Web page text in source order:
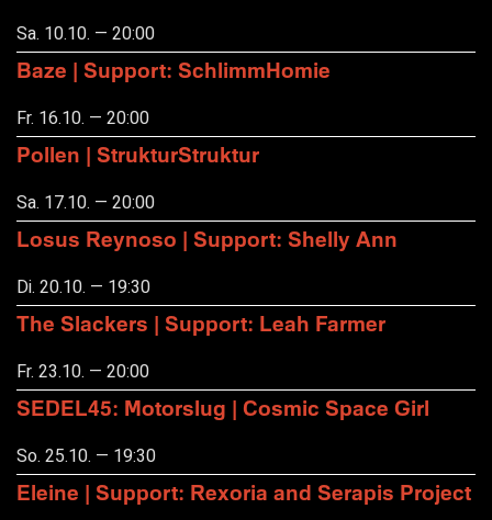
Sa. 10.10. — 20:00
Baze | Support: SchlimmHomie
Fr. 16.10. — 20:00
Pollen | StrukturStruktur
Sa. 17.10. — 20:00
Losus Reynoso | Support: Shelly Ann
Di. 20.10. — 19:30
The Slackers | Support: Leah Farmer
Fr. 23.10. — 20:00
SEDEL45: Motorslug | Cosmic Space Girl
So. 25.10. — 19:30
Eleine | Support: Rexoria and Serapis Project